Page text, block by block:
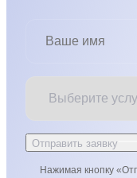
Отправить заявку
Нажимая кнопку